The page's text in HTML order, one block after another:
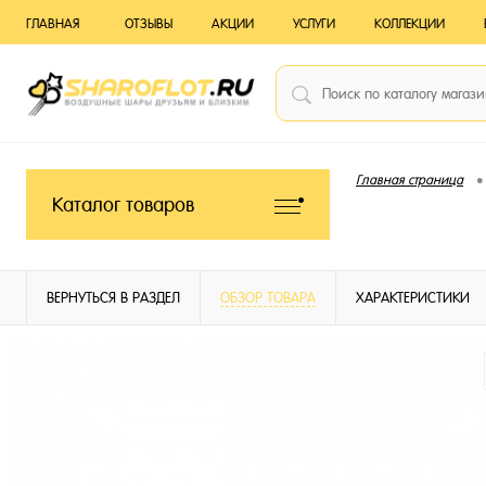
ГЛАВНАЯ ОТЗЫВЫ АКЦИИ УСЛУГИ КОЛЛЕКЦИИ
Каталог товаров
Главная страница •
ВЕРНУТЬСЯ В РАЗДЕЛ ОБЗОР ТОВАРА ХАРАКТЕРИСТИКИ